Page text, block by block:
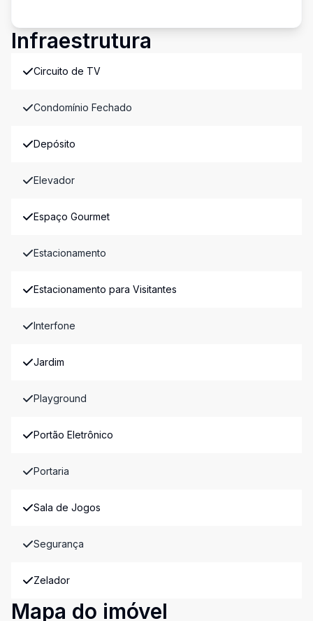
Infraestrutura
Circuito de TV
Condomínio Fechado
Depósito
Elevador
Espaço Gourmet
Estacionamento
Estacionamento para Visitantes
Interfone
Jardim
Playground
Portão Eletrônico
Portaria
Sala de Jogos
Segurança
Zelador
Mapa do imóvel